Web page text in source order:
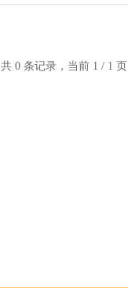
共 0 条记录，当前 1 / 1